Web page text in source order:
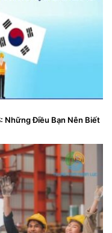
Những Điều Bạn Nên Biết